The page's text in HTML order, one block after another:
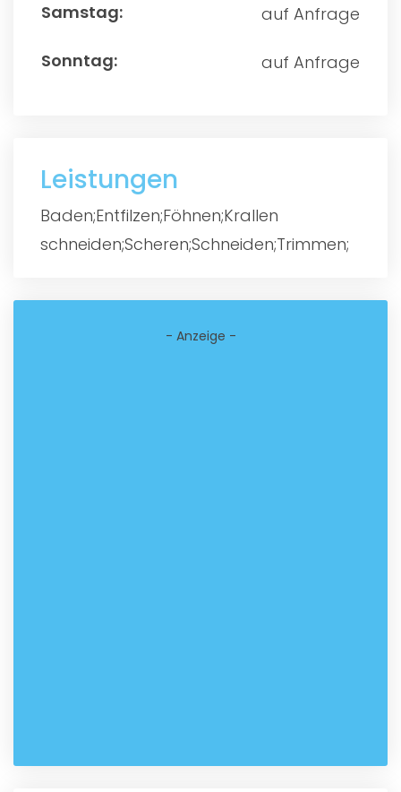
auf Anfrage
auf Anfrage
Leistungen
Baden;Entfilzen;Föhnen;Krallen
schneiden;Scheren;Schneiden;Trimmen;
- Anzeige -